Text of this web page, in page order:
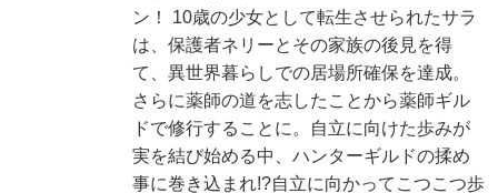
ン！ 10歳の少女として転生させられたサラ
は、保護者ネリーとその家族の後見を得
て、異世界暮らしでの居場所確保を達成。
さらに薬師の道を志したことから薬師ギル
ドで修行することに。自立に向けた歩みが
実を結び始める中、ハンターギルドの揉め
事に巻き込まれ!?自立に向かってこつこつ歩